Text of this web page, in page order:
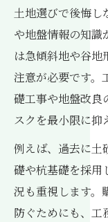
土地選びで後悔し
や地盤情報の知識
は急傾斜地や谷地
注意が必要です。
礎工事や地盤改良
スクを最小限に抑
例えば、過去に土
礎や杭基礎を採用
況も重視します。
防ぐためにも、工